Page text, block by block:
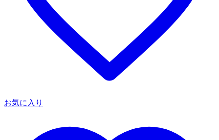
お気に入り